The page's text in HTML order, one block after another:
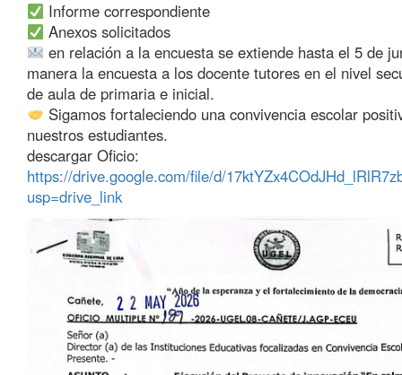
Informe correspondiente
Anexos solicitados
en relación a la encuesta se extiende hasta el 5 de
manera la encuesta a los docente tutores en el nivel
de aula de primaria e inicial.
Sigamos fortaleciendo una convivencia escolar
nuestros estudiantes.
descargar Oficio:
https://drive.google.com/file/d/
usp=drive_link